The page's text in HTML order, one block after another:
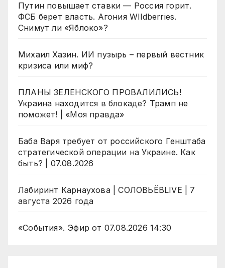
Путин повышает ставки — Россия горит.
ФСБ берет власть. Агония WIldberries.
Снимут ли «Яблоко»?
Михаил Хазин. ИИ пузырь – первый вестник
кризиса или миф?
ПЛАНЫ ЗЕЛЕНСКОГО ПРОВАЛИЛИСЬ!
Украина находится в блокаде? Трамп не
поможет! | «Моя правда»
Баба Варя требует от российского Генштаба
стратегической операции на Украине. Как
быть? | 07.08.2026
Лабиринт Карнаухова | СОЛОВЬЁВLIVE | 7
августа 2026 года
«События». Эфир от 07.08.2026 14:30